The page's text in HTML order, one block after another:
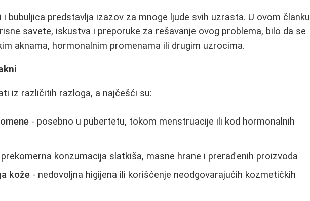
i bubuljica predstavlja izazov za mnoge ljude svih uzrasta. U ovom članku
savete, iskustva i preporuke za rešavanje ovog problema, bilo da se
aknama, hormonalnim promenama ili drugim uzrocima.
iz različitih razloga, a najčešći su:
- posebno u pubertetu, tokom menstruacije ili kod hormonalnih
konzumacija slatkiša, masne hrane i prerađenih proizvoda
kože - nedovoljna higijena ili korišćenje neodgovarajućih kozmetičkih